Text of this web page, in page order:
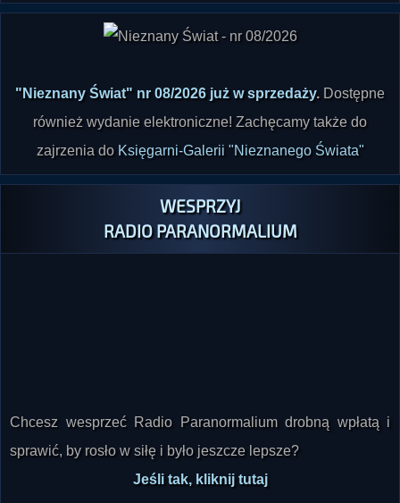
również wydanie elektroniczne! Zachęcamy także do
zajrzenia doKsięgarni-Galerii "Nieznanego Świata"
WESPRZYJ
RADIO PARANORMALIUM
sprawić, by rosło w siłę i było jeszcze lepsze?
Jeśli tak, kliknij tutaj